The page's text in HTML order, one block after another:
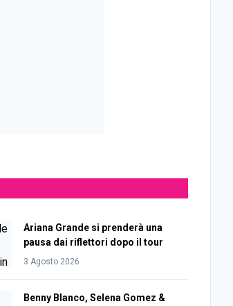
Ariana Grande si prenderà una
pausa dai riflettori dopo il tour
3 Agosto 2026
Benny Blanco, Selena Gomez &